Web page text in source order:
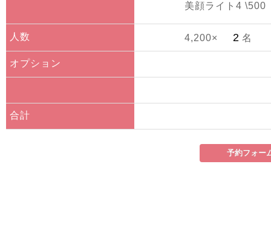
美顔ライト4 \500
人数 4,200× 名
オプション
合計